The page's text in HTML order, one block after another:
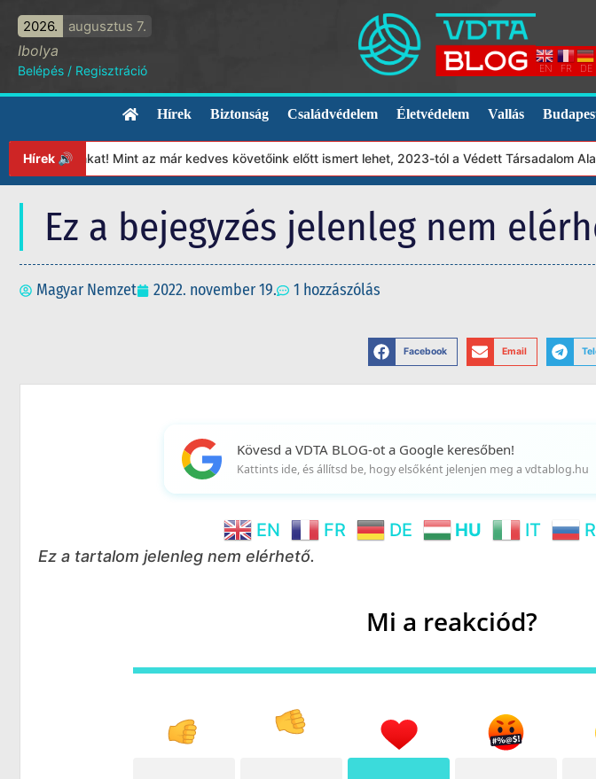
2026. augusztus 7.
Ibolya
Belépés / Regisztráció EN FR DE
Hírek Biztonság Családvédelem Életvédelem Vallás
Hírek 🔊 Mint az már kedves követőink előtt ismert lehet, 2023-tól a Védett Társadalom
Ez a bejegyzés jelenleg nem
Magyar Nemzet 2022. november 19. 1 hozzászólás
Facebook Email
Kövesd a VDTA BLOG-ot a Google keresőben!
Kattints ide, és állítsd be, hogy elsőként jelenjen meg a vdtablog.hu
EN FR DE HU IT
Ez a tartalom jelenleg nem elérhető.
Mi a reakciód?